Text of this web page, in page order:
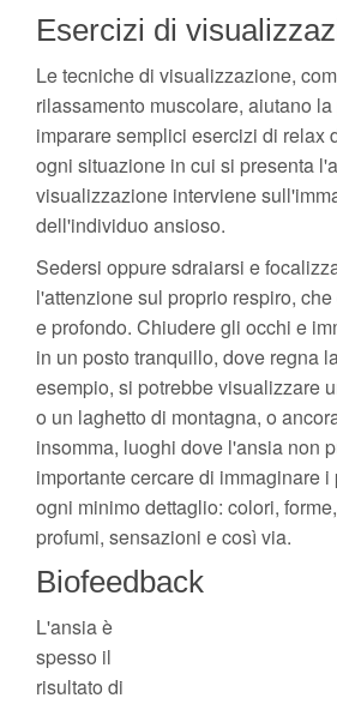
Esercizi di
Le tecniche di visualizzazione,
rilassamento muscolare, aiutano
imparare semplici esercizi di relax
ogni situazione in cui si presenta
visualizzazione interviene
dell'individuo ansioso.
Sedersi oppure sdraiarsi e
l'attenzione sul proprio respiro,
e profondo. Chiudere gli occhi e
in un posto tranquillo, dove regna
esempio, si potrebbe visualizzare
o un laghetto di montagna, o
insomma, luoghi dove l'ansia non
importante cercare di immaginare
ogni minimo dettaglio: colori,
profumi, sensazioni e così via.
Biofeedback
L'ansia è
spesso il
risultato di